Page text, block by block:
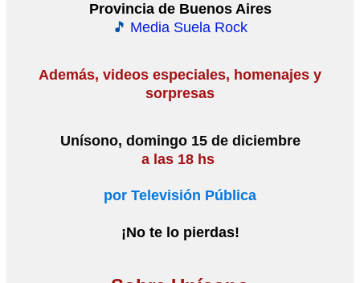
Provincia de Buenos Aires
🎵 Media Suela Rock
Además, videos especiales, homenajes y
sorpresas
Unísono, domingo 15 de diciembre
a las 18 hs
por Televisión Pública
¡No te lo pierdas!